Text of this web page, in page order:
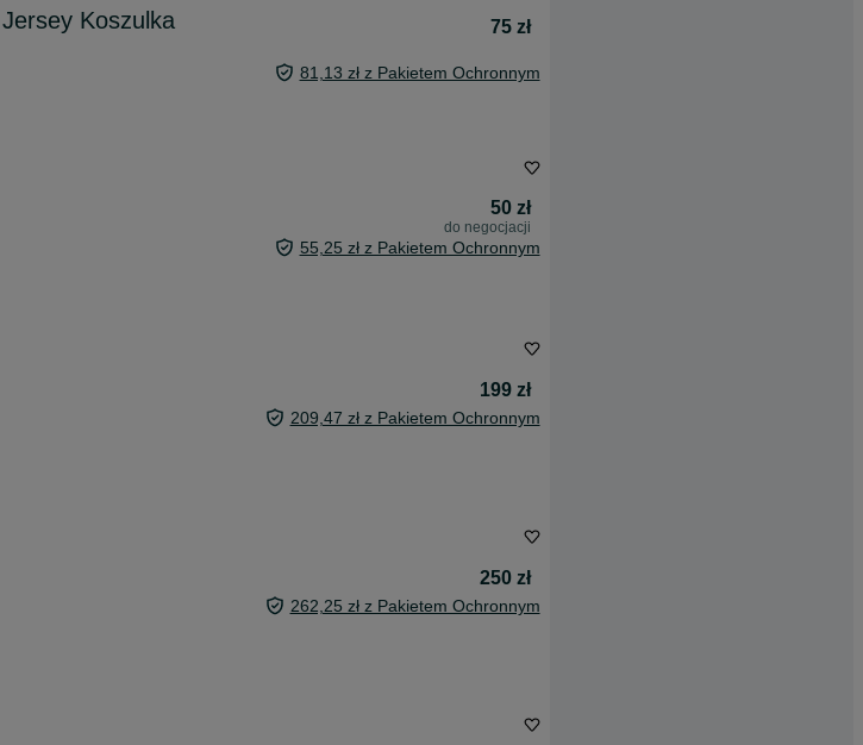
Koszulka
75 zł
81,13 zł z Pakietem Ochronnym
50 zł
do negocjacji
55,25 zł z Pakietem Ochronnym
199 zł
209,47 zł z Pakietem Ochronnym
250 zł
262,25 zł z Pakietem Ochronnym